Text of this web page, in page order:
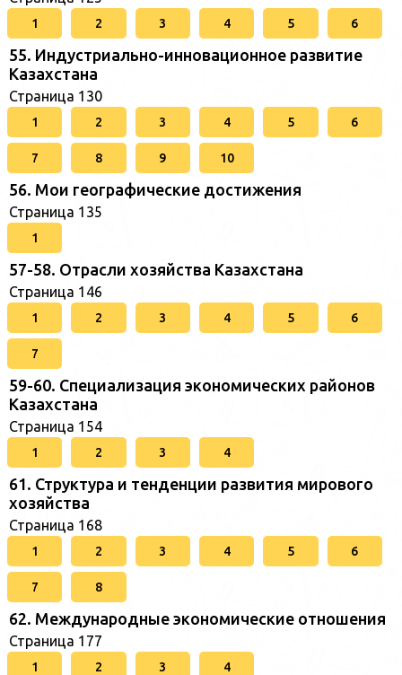
1 2 3 4 5 6
55. Индустриально-инновационное развитие
Казахстана
Страница 130
1 2 3 4 5 6
7 8 9 10
56. Мои географические достижения
Страница 135
1
57-58. Отрасли хозяйства Казахстана
Страница 146
1 2 3 4 5 6
7
59-60. Специализация экономических районов
Казахстана
Страница 154
1 2 3 4
61. Структура и тенденции развития мирового
хозяйства
Страница 168
1 2 3 4 5 6
7 8
62. Международные экономические отношения
Страница 177
1 2 3 4